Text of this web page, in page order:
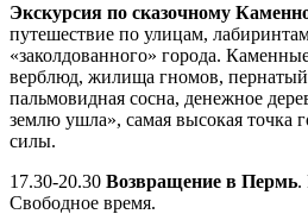
Экскурсия по сказочному
путешествие по улицам,
«заколдованного» города.
верблюд, жилища гномов, пернатый
пальмовидная сосна, денежное
землю ушла», самая высокая точка
силы.
17.30-20.30 Возвращение в Пермь.
Свободное время.